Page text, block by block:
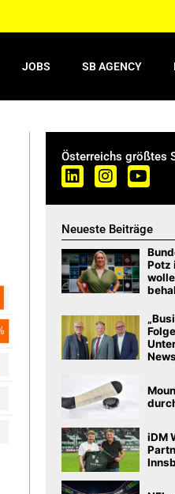
JOBS SB AGENCY
Österreichs größtes
Neueste Beiträge
Potz
iDM